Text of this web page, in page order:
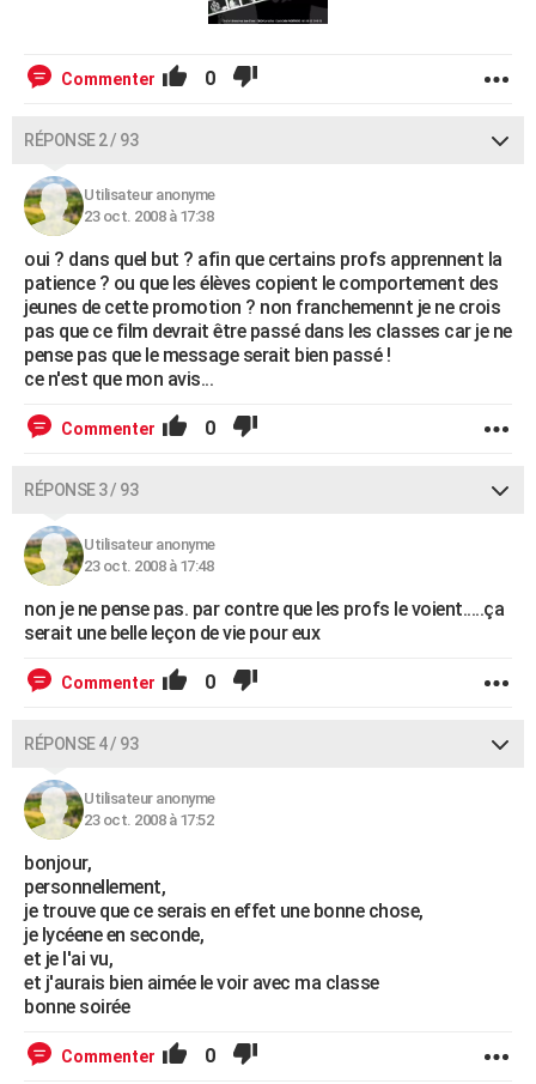
Commenter 0
RÉPONSE 2 / 93
Utilisateur anonyme
23 oct. 2008 à 17:38
oui ? dans quel but ? afin que certains profs apprennent la
patience ? ou que les élèves copient le comportement des
jeunes de cette promotion ? non franchemennt je ne crois
pas que ce film devrait être passé dans les classes car je ne
pense pas que le message serait bien passé !
ce n'est que mon avis...
Commenter 0
RÉPONSE 3 / 93
Utilisateur anonyme
23 oct. 2008 à 17:48
non je ne pense pas. par contre que les profs le voient.....ça
serait une belle leçon de vie pour eux
Commenter 0
RÉPONSE 4 / 93
Utilisateur anonyme
23 oct. 2008 à 17:52
bonjour,
personnellement,
je trouve que ce serais en effet une bonne chose,
je lycéene en seconde,
et je l'ai vu,
et j'aurais bien aimée le voir avec ma classe
bonne soirée
Commenter 0